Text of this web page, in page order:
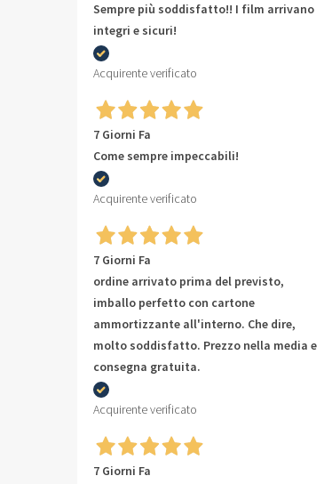
Sempre più soddisfatto!! I film arrivano
integri e sicuri!
Acquirente verificato
7 Giorni Fa
Come sempre impeccabili!
Acquirente verificato
7 Giorni Fa
ordine arrivato prima del previsto,
imballo perfetto con cartone
ammortizzante all'interno. Che dire,
molto soddisfatto. Prezzo nella media e
consegna gratuita.
Acquirente verificato
7 Giorni Fa